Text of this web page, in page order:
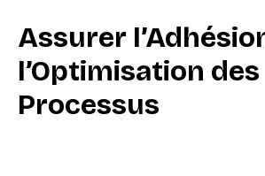
Assurer
l’Optimisation des
Processus